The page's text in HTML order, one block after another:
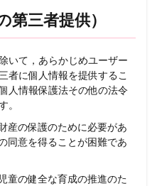
第三者提供）
いて，あらかじめユーザー
者に個人情報を提供するこ
人情報保護法その他の法令
。
産の保護のために必要があ
同意を得ることが困難であ
童の健全な育成の推進のた